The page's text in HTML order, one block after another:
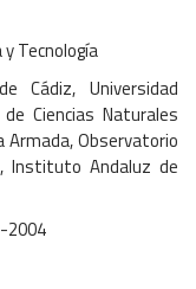
Tecnología
Cádiz, Universidad
Ciencias Naturales
Armada, Observatorio
Instituto Andaluz de
2004